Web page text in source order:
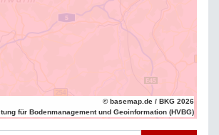
© basemap.de / BKG 2026
für Bodenmanagement und Geoinformation (HVBG)